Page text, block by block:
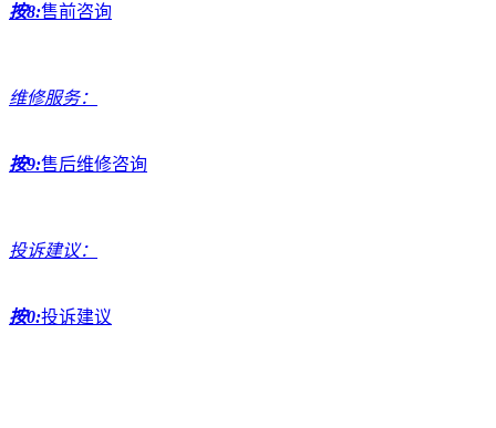
按8:售前咨询
维修服务：
按9:售后维修咨询
投诉建议：
按0:投诉建议